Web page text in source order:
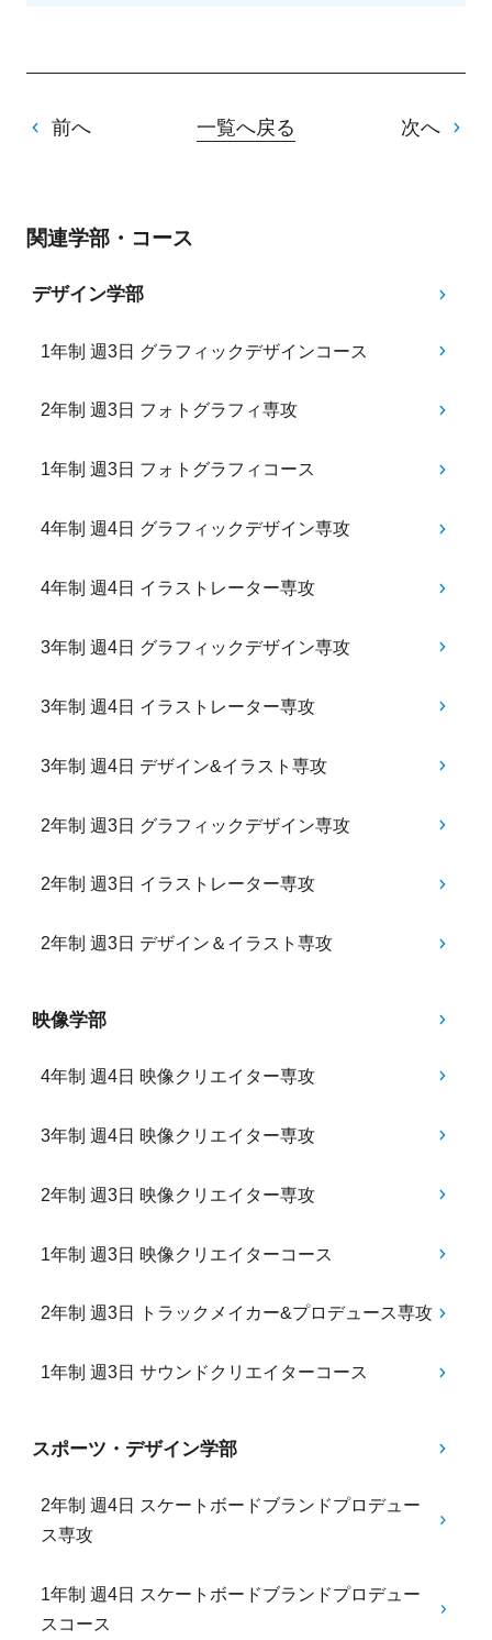
前へ 一覧へ戻る 次へ
関連学部・コース
デザイン学部
1年制 週3日 グラフィックデザインコース
2年制 週3日 フォトグラフィ専攻
1年制 週3日 フォトグラフィコース
4年制 週4日 グラフィックデザイン専攻
4年制 週4日 イラストレーター専攻
3年制 週4日 グラフィックデザイン専攻
3年制 週4日 イラストレーター専攻
3年制 週4日 デザイン&イラスト専攻
2年制 週3日 グラフィックデザイン専攻
2年制 週3日 イラストレーター専攻
2年制 週3日 デザイン＆イラスト専攻
映像学部
4年制 週4日 映像クリエイター専攻
3年制 週4日 映像クリエイター専攻
2年制 週3日 映像クリエイター専攻
1年制 週3日 映像クリエイターコース
2年制 週3日 トラックメイカー&プロデュース専攻
1年制 週3日 サウンドクリエイターコース
スポーツ・デザイン学部
2年制 週4日 スケートボードブランドプロデュー
ス専攻
1年制 週4日 スケートボードブランドプロデュー
スコース